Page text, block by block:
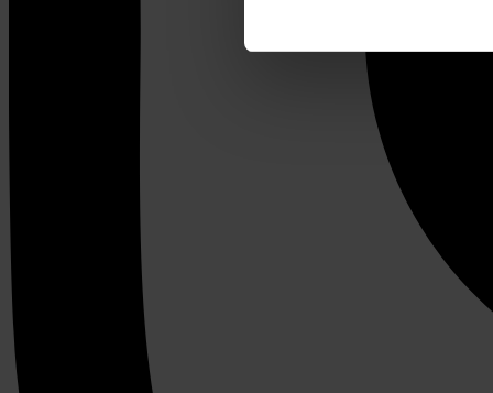
We gebruiken cookies om
websiteverkeer te
media, adverteren en
verstrekt of die ze hebben